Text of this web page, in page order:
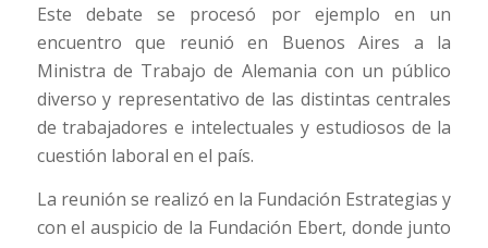
Este debate se procesó por ejemplo en un
encuentro que reunió en Buenos Aires a la
Ministra de Trabajo de Alemania con un público
diverso y representativo de las distintas centrales
de trabajadores e intelectuales y estudiosos de la
cuestión laboral en el país.
La reunión se realizó en la Fundación Estrategias y
con el auspicio de la Fundación Ebert, donde junto